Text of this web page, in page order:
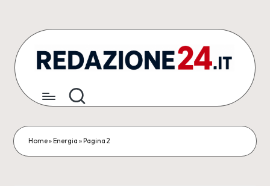
content
e
d
a
Redazionali
&
Stampa
Home» Energia » Pagina 2